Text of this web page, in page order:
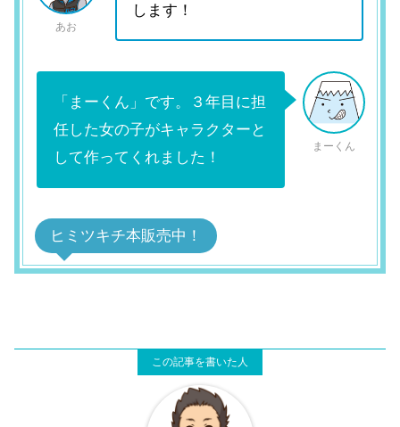
あお
します！
「まーくん」です。３年目に担
任した女の子がキャラクターと
して作ってくれました！
まーくん
ヒミツキチ本販売中！